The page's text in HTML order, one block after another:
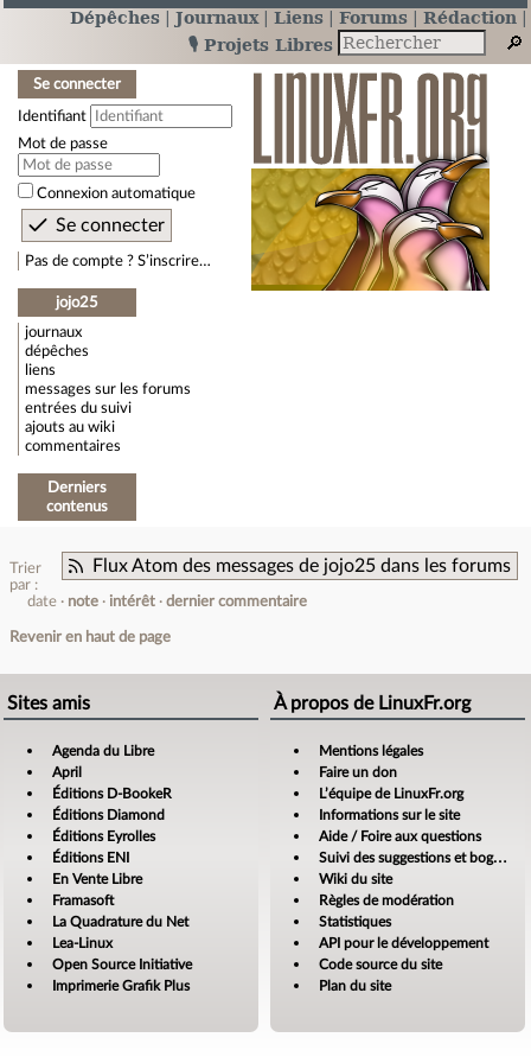
Dépêches Journaux Liens Forums
Rédaction
🎙️ Projets Libres
Se connecter
Identifiant
Mot de passe
Connexion automatique
Pas de compte ? S’inscrire…
jojo25
journaux
dépêches
liens
messages sur les forums
entrées du suivi
ajouts au wiki
commentaires
Derniers
contenus
Flux Atom des messages de jojo25 dans les forums
Trier
par :
date
note intérêt dernier commentaire
Revenir en haut de page
Sites amis
Agenda du Libre
April
Éditions D-BookeR
Éditions Diamond
Éditions Eyrolles
Éditions ENI
En Vente Libre
Framasoft
La Quadrature du Net
Lea-Linux
Open Source Initiative
Imprimerie Grafik Plus
À propos de LinuxFr.org
Mentions légales
Faire un don
L’équipe de LinuxFr.org
Informations sur le site
Aide / Foire aux questions
Suivi des suggestions et bogues
Wiki du site
Règles de modération
Statistiques
API pour le développement
Code source du site
Plan du site